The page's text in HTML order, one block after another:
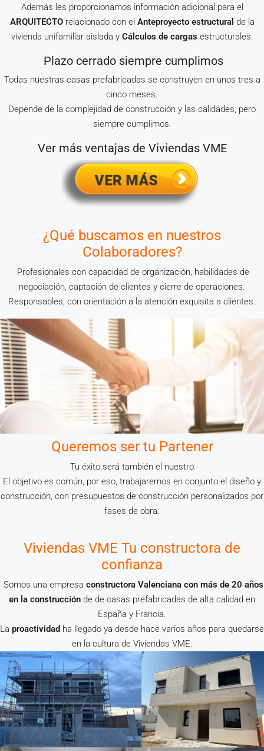
Además les proporcionamos información adicional para el
ARQUITECTOrelacionado con el Anteproyecto estructural de la
vivienda unifamiliar aislada y Cálculos de cargas estructurales.
Plazo cerrado siempre cumplimos
Todas nuestras casas prefabricadas se construyen en unos tres a
cinco meses.
Depende de la complejidad de construcción y las calidades, pero
siempre cumplimos.
Ver más ventajas de Viviendas VME
¿Qué buscamos en nuestros
Colaboradores?
Profesionales con capacidad de organización, habilidades de
negociación, captación de clientes y cierre de operaciones.
Responsables, con orientación a la atención exquisita a clientes.
Queremos ser tu Partener
Tu éxito será también el nuestro.
El objetivo es común, por eso, trabajaremos en conjunto el diseño y
construcción, con presupuestos de construcción personalizados por
fases de obra.
Viviendas VME Tu constructora de
confianza
Somos una empresa constructora Valenciana con más de 20 años
en la construcción de de casas prefabricadas de alta calidad en
España y Francia.
La proactividad ha llegado ya desde hace varios años para quedarse
en la cultura de Viviendas VME.